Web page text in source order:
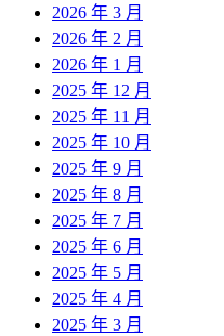
2026 年 3 月
2026 年 2 月
2026 年 1 月
2025 年 12 月
2025 年 11 月
2025 年 10 月
2025 年 9 月
2025 年 8 月
2025 年 7 月
2025 年 6 月
2025 年 5 月
2025 年 4 月
2025 年 3 月